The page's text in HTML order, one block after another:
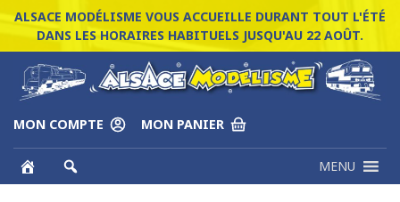
ALSACE MODÉLISME VOUS ACCUEILLE DURANT TOUT L'ÉTÉ
DANS LES HORAIRES HABITUELS JUSQU'AU 22 AOÛT.
MON COMPTE MON PANIER
MENU